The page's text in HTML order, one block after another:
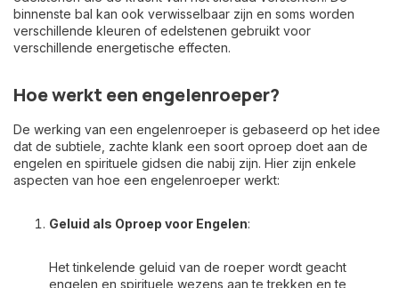
binnenste bal kan ook verwisselbaar zijn en soms worden
verschillende kleuren of edelstenen gebruikt voor
verschillende energetische effecten.
Hoe werkt een engelenroeper?
De werking van een engelenroeper is gebaseerd op het idee
dat de subtiele, zachte klank een soort oproep doet aan de
engelen en spirituele gidsen die nabij zijn. Hier zijn enkele
aspecten van hoe een engelenroeper werkt:
Geluid als Oproep voor Engelen:
Het tinkelende geluid van de roeper wordt geacht
engelen en spirituele wezens aan te trekken en te